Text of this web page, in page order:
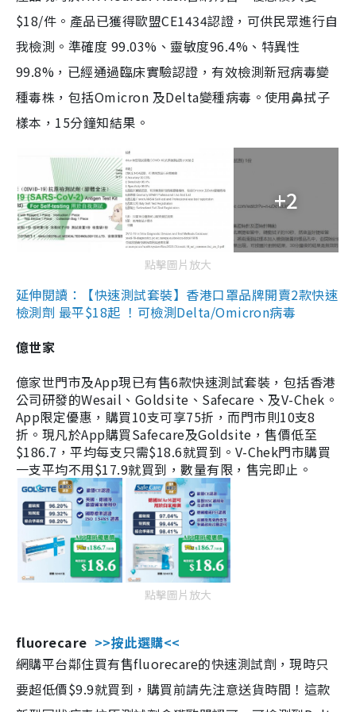
$18/件。產品已獲得歐盟CE1434認證，可供民眾進行自
我檢測。準確度 99.03%、靈敏度96.4%、特異性
99.8%，已經通過臨床實驗認證，有效檢測新冠病毒變
種毒株，包括Omicron 及Delta變種病毒。使用鼻拭子
樣本，15分鐘知結果。
+2
點擊圖片放大
延伸閱讀：【快速測試套裝】香港口罩品牌開賣2款快速
檢測劑 最平$18起 ！可檢測Delta/Omicron病毒
億世家
億家世門市及App現已有售6款快速測試套裝，包括香港
公司研發的Wesail、Goldsite、Safecare、及V-Chek。
App限定優惠，購買10支可享75折，而門市則10支8
折。現凡於App購買Safecare及Goldsite，售價低至
$186.7，平均每支只需$18.6就買到。V-Chek門市購買
一支平均不用$17.9就買到，數量有限，售完即止。
點擊圖片放大
fluorecare >>按此選購<<
網購平台鄰住買有售fluorecare的快速測試劑，現時只
要超低價$9.9就買到，購買前請先注意送貨時間！這款